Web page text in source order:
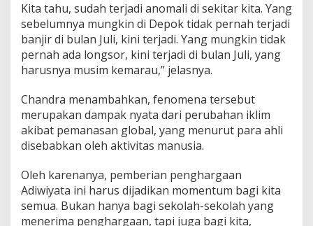
T
e
t
a
p
k
n
S
e
b
a
a
L
i
Kita tahu, sudah terjadi anomali di sekitar kita. Yang
sebelumnya mungkin di Depok tidak pernah terjadi
banjir di bulan Juli, kini terjadi. Yang mungkin tidak
pernah ada longsor, kini terjadi di bulan Juli, yang
harusnya musim kemarau,” jelasnya.
Chandra menambahkan, fenomena tersebut
merupakan dampak nyata dari perubahan iklim
akibat pemanasan global, yang menurut para ahli
disebabkan oleh aktivitas manusia.
Oleh karenanya, pemberian penghargaan
Adiwiyata ini harus dijadikan momentum bagi kita
semua. Bukan hanya bagi sekolah-sekolah yang
menerima penghargaan, tapi juga bagi kita,